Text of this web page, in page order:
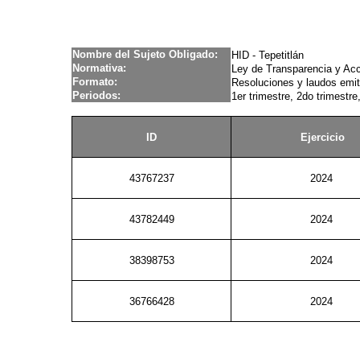
Nombre del Sujeto Obligado:
HID - Tepetitlán
Normativa:
Ley de Transparencia y
Formato:
Resoluciones y laudos
Periodos:
1er trimestre, 2do
ID Ejercicio
43767237 2024
43782449 2024
38398753 2024
36766428 2024